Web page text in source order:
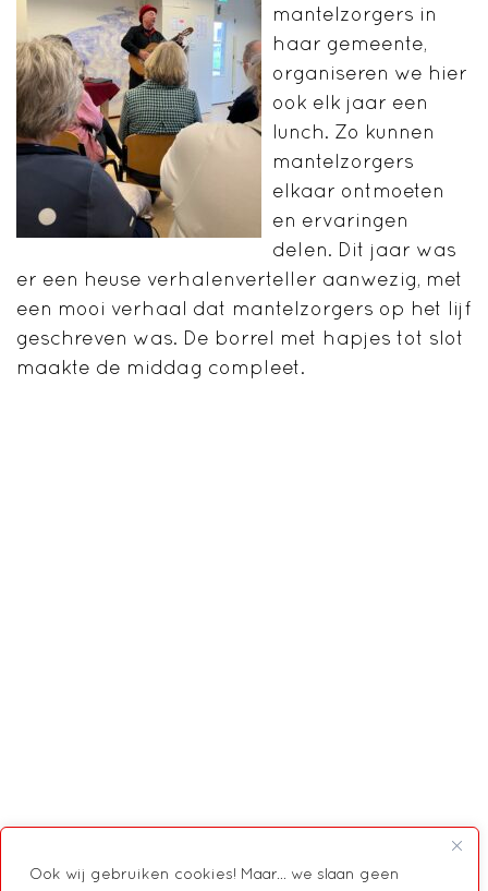
Ook wij gebruiken cookies! Maar... we slaan geen
mantelzorgers in
haar gemeente,
organiseren we hier
ook elk jaar een
lunch. Zo kunnen
mantelzorgers
elkaar ontmoeten
en ervaringen
delen. Dit jaar was
er een heuse verhalenverteller aanwezig, met
een mooi verhaal dat mantelzorgers op het lijf
geschreven was. De borrel met hapjes tot slot
maakte de middag compleet.